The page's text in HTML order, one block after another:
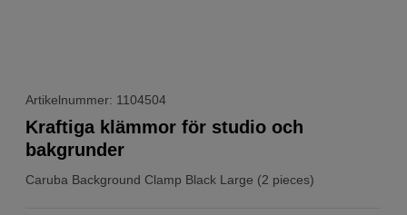
Artikelnummer: 1104504
Caruba Background Clamp Black Large (2 pieces)
Kraftiga klämmor för studio och
bakgrunder